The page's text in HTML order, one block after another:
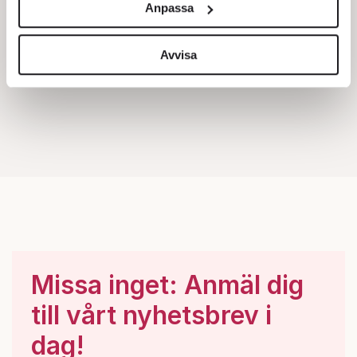
för sociala medier och analysera vår trafik. Vi
vidarebefordrar även sådana identifierare och annan
information från din enhet till de sociala medier och
annons- och analysföretag som vi samarbetar med.
Dessa kan i sin tur kombinera informationen med annan
Anpassa
Avvisa
Missa inget: Anmäl dig
till vårt nyhetsbrev i
dag!